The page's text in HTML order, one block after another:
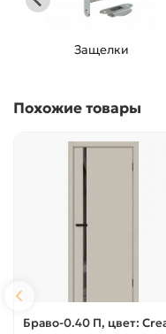
Защелки
Похожие товары
Браво-0.40 П, цвет: